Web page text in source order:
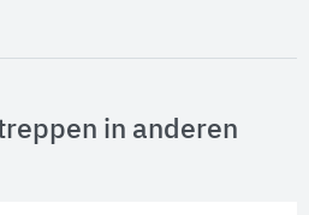
in anderen